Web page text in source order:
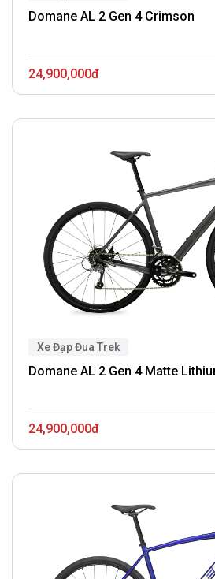
Domane AL 2 Gen 4 Crimson
24,900,000đ
Xe Đạp Đua Trek
Domane AL 2 Gen 4 Matte
24,900,000đ